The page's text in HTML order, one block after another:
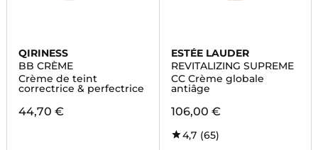
QIRINESS
BB CRÈME
Crème de teint
correctrice & perfectrice
44,70 €
ESTÉE LAUDER
REVITALIZING SUPREME
CC Crème globale
antiâge
106,00 €
4,7 (65)